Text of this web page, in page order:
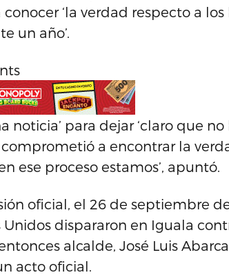
‘la verdad respecto a
un año’.
noticia’ para dejar ‘claro que
a encontrar la
ese proceso estamos’, apuntó.
oficial, el 26 de septiembre
Unidos dispararon en Iguala
alcalde, José Luis
acto oficial.